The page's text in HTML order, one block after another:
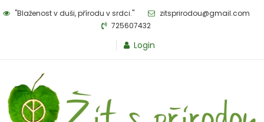
Skip
"Blaženost v duši, přírodu v srdci."
zitsprirodou@gmail.com
725607432
Login